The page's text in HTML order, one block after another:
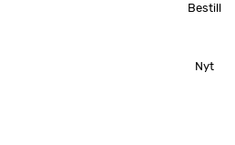
Bestill
Nyt